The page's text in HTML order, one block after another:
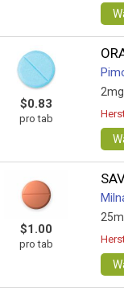
$0.83
pro tab
2mg
$1.00
pro tab